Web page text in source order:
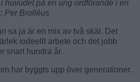
huvudet på en ung ordförande i en
Per Brolléus
sa ja är en mix av två skäl. Det
iodeellt arbete och det jobb
snart hundra år.
har byggts upp över generationer.